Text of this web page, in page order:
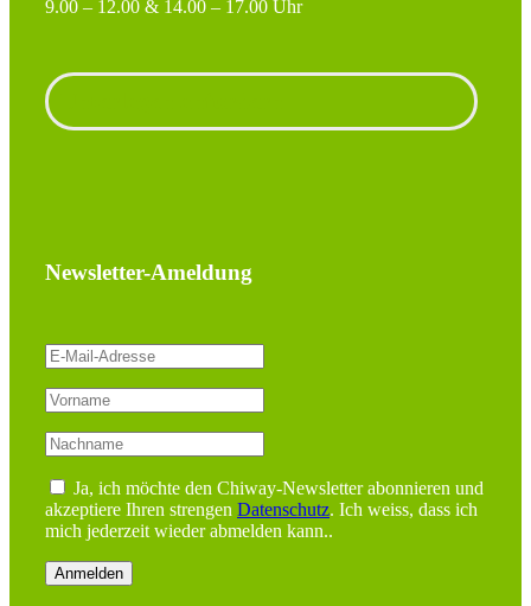
9.00 – 12.00 & 14.00 – 17.00 Uhr
Newsletter-Ameldung
Ja, ich möchte den Chiway-Newsletter abonnieren und
akzeptiere Ihren strengen Datenschutz. Ich weiss, dass ich
mich jederzeit wieder abmelden kann..